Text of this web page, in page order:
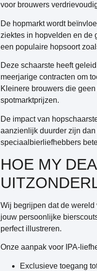
voor brouwers
De hopmarkt wordt
ziektes in hopvelden en de
een populaire hopsoort
Deze schaarste heeft
meerjarige contracten om
Kleinere brouwers die
spotmarktprijzen.
De impact van
aanzienlijk duurder zijn dan
speciaalbierliefhebbers
HOE MY
Wij begrijpen dat de wereld
jouw persoonlijke
perfect illustreren.
Onze aanpak voor IPA-
Exclusieve toegang